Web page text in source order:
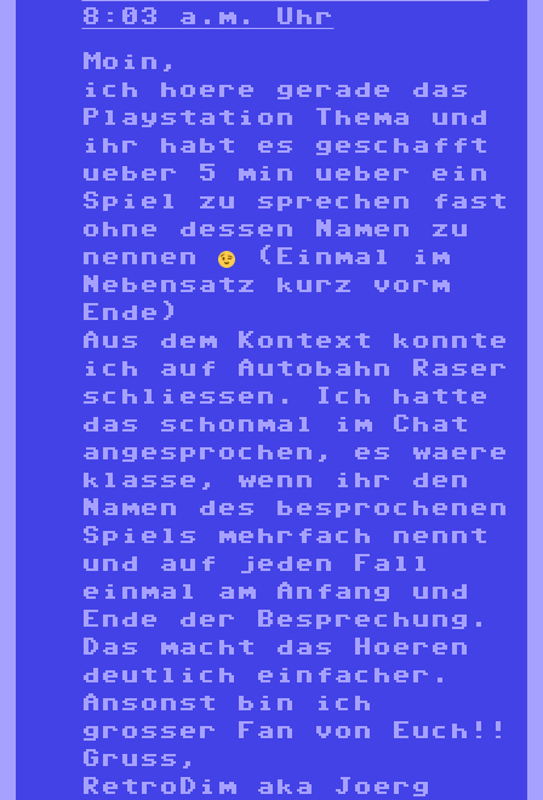
8:03 a.m. Uhr
Moin,
ich hoere gerade das
Playstation Thema und
ihr habt es geschafft
ueber 5 min ueber ein
Spiel zu sprechen fast
ohne dessen Namen zu
nennen
(Einmal im
Nebensatz kurz vorm
Ende)
Aus dem Kontext konnte
ich auf Autobahn Raser
schliessen. Ich hatte
das schonmal im Chat
angesprochen, es waere
klasse, wenn ihr den
Namen des besprochenen
Spiels mehrfach nennt
und auf jeden Fall
einmal am Anfang und
Ende der Besprechung.
Das macht das Hoeren
deutlich einfacher.
Ansonst bin ich
grosser Fan von Euch!!
Gruss,
RetroDim aka Joerg